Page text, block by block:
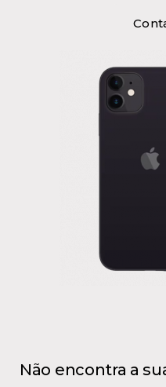
Não encontra a